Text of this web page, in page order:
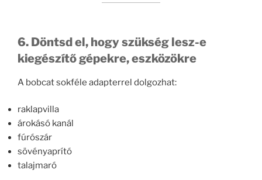
6. Döntsd el, hogy szükség lesz-e
kiegészítő gépekre, eszközökre
A bobcat sokféle adapterrel dolgozhat:
raklapvilla
árokásó kanál
fúrószár
sövényaprító
talajmaró